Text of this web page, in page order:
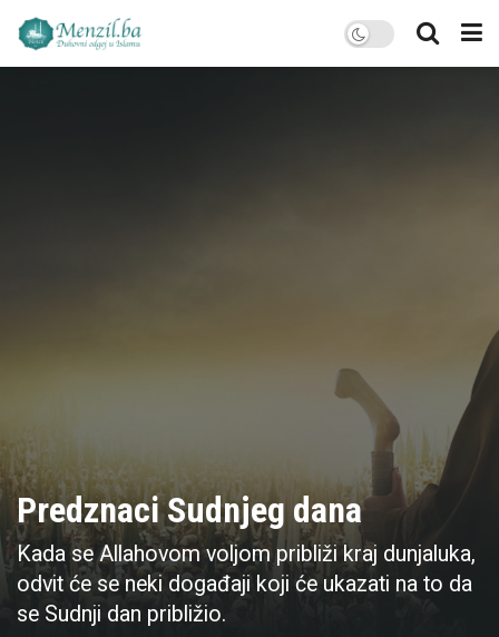
Predznaci Sudnjeg dana
Kada se Allahovom voljom približi kraj dunjaluka,
odvit će se neki događaji koji će ukazati na to da
se Sudnji dan približio.